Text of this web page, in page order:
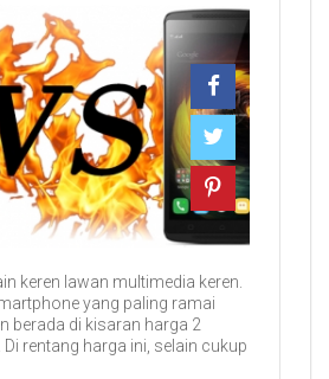
keren lawan multimedia keren.
yang paling ramai
berada di kisaran harga 2
rentang harga ini, selain cukup